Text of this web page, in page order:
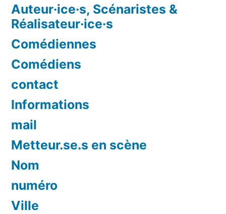
Auteur·ice·s, Scénaristes &
Réalisateur·ice·s
Comédiennes
Comédiens
contact
Informations
mail
Metteur.se.s en scène
Nom
numéro
Ville